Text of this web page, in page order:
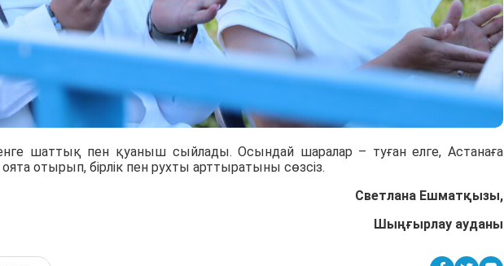
шаттық пен қуаныш сыйлады. Осындай шаралар – туған елге, Астанаға
отырып, бірлік пен рухты арттыратыны сөзсіз.
Светлана Ешматқызы,
Шыңғырлау ауданы